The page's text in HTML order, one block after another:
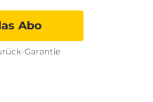
Abo
Garantie